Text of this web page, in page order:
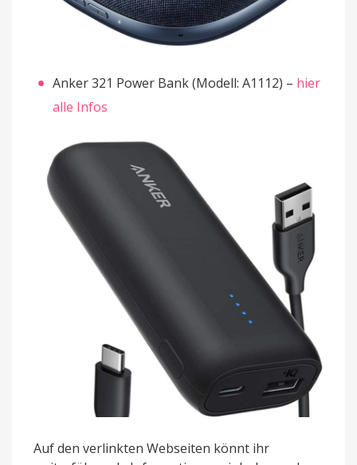
Anker 321 Power Bank (Modell: A1112) – hier
alle Infos
Auf den verlinkten Webseiten könnt ihr